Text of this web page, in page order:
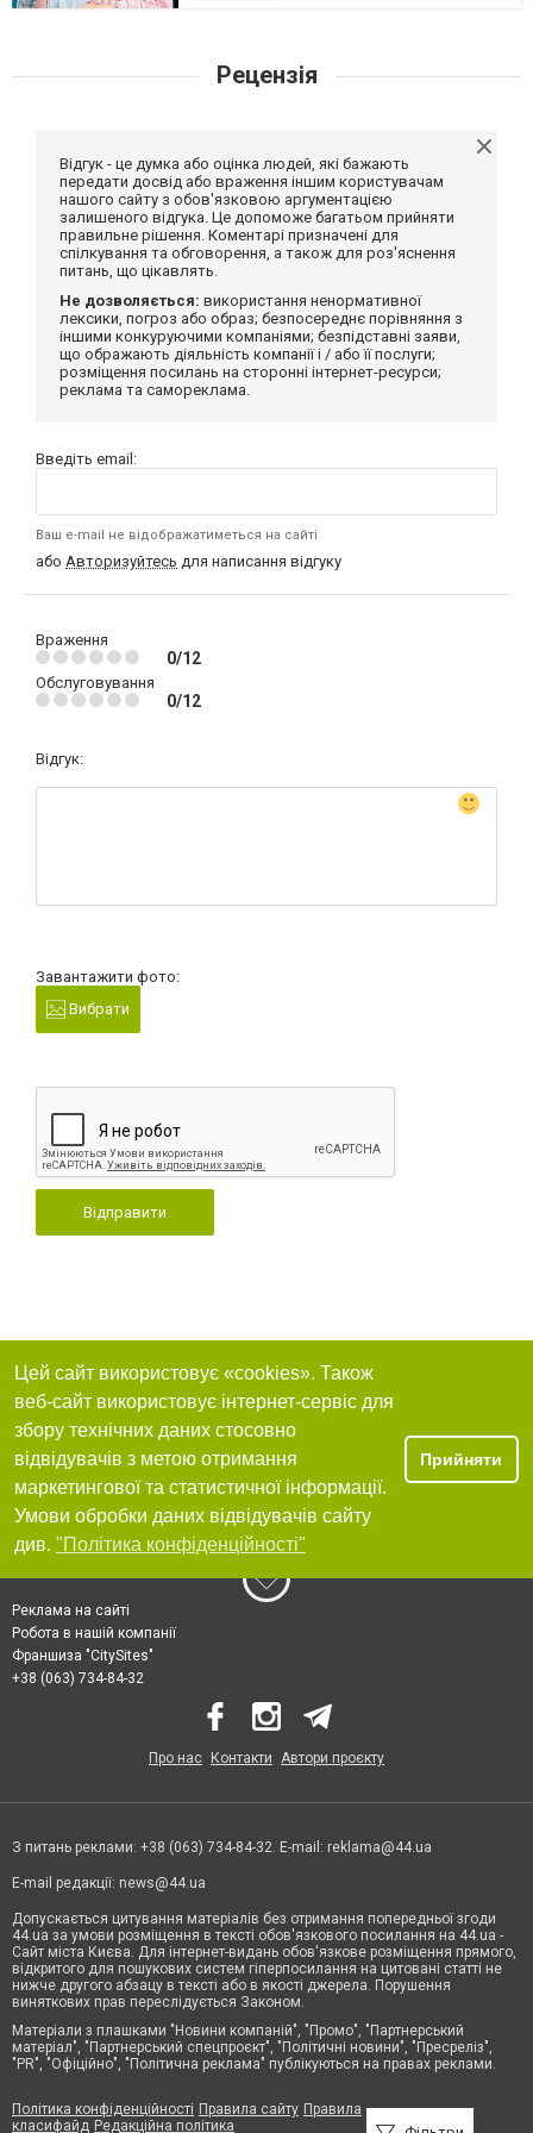
Рецензія
Відгук - це думка або оцінка людей, які бажають
передати досвід або враження іншим користувачам
нашого сайту з обов'язковою аргументацією
залишеного відгука. Це допоможе багатьом прийняти
правильне рішення. Коментарі призначені для
спілкування та обговорення, а також для роз'яснення
питань, що цікавлять.
Не дозволяється: використання ненормативної
лексики, погроз або образ; безпосереднє порівняння з
іншими конкуруючими компаніями; безпідставні заяви,
що ображають діяльність компанії і / або її послуги;
розміщення посилань на сторонні інтернет-ресурси;
реклама та самореклама.
Введіть email:
Ваш e-mail не відображатиметься на сайті
або Авторизуйтесь для написання відгуку
Враження
0/12
Обслуговування
0/12
Відгук:
Завантажити фото:
Вибрати
Відправити
Цей сайт використовує «cookies». Також
веб-сайт використовує інтернет-сервіс для
збору технічних даних стосовно
відвідувачів з метою отримання
маркетингової та статистичної інформації.
Умови обробки даних відвідувачів сайту
див. "Політика конфіденційності"
Прийняти
Реклама на сайті
Робота в нашій компанії
Франшиза "CitySites"
+38 (063) 734-84-32
Про нас Контакти Автори проєкту
З питань реклами: +38 (063) 734-84-32. E-mail: reklama@44.ua
E-mail редакції: news@44.ua
Допускається цитування матеріалів без отримання попередньої згоди
44.ua за умови розміщення в тексті обов'язкового посилання на 44.ua -
Сайт міста Києва. Для інтернет-видань обов'язкове розміщення прямого,
відкритого для пошукових систем гіперпосилання на цитовані статті не
нижче другого абзацу в тексті або в якості джерела. Порушення
виняткових прав переслідується Законом.
Матеріали з плашками "Новини компаній", "Промо", "Партнерський
матеріал", "Партнерський спецпроєкт", "Політичні новини", "Пресреліз",
"PR", "Офіційно", "Політична реклама" публікуються на правах реклами.
Політика конфіденційності Правила сайту Правила
класифайд Редакційна політика